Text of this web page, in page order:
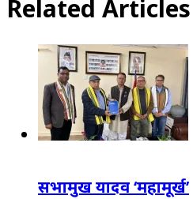
Related Articles
सभामुख यादव ‘महामूर्ख’